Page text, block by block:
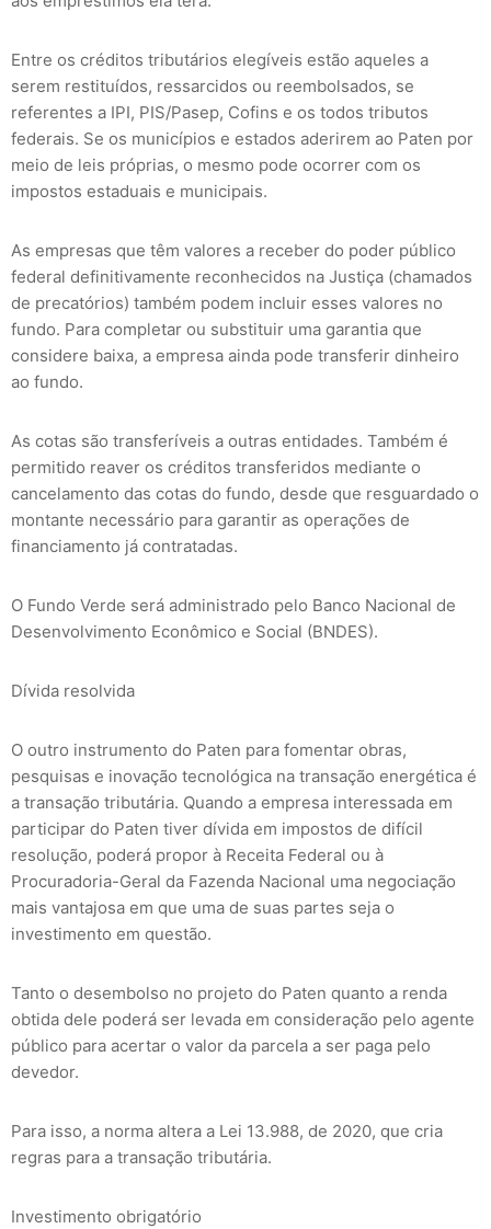
Entre os créditos tributários elegíveis estão aqueles a
serem restituídos, ressarcidos ou reembolsados, se
referentes a IPI, PIS/Pasep, Cofins e os todos tributos
federais. Se os municípios e estados aderirem ao Paten por
meio de leis próprias, o mesmo pode ocorrer com os
impostos estaduais e municipais.
As empresas que têm valores a receber do poder público
federal definitivamente reconhecidos na Justiça (chamados
de precatórios) também podem incluir esses valores no
fundo. Para completar ou substituir uma garantia que
considere baixa, a empresa ainda pode transferir dinheiro
ao fundo.
As cotas são transferíveis a outras entidades. Também é
permitido reaver os créditos transferidos mediante o
cancelamento das cotas do fundo, desde que resguardado o
montante necessário para garantir as operações de
financiamento já contratadas.
O Fundo Verde será administrado pelo Banco Nacional de
Desenvolvimento Econômico e Social (BNDES).
Dívida resolvida
O outro instrumento do Paten para fomentar obras,
pesquisas e inovação tecnológica na transação energética é
a transação tributária. Quando a empresa interessada em
participar do Paten tiver dívida em impostos de difícil
resolução, poderá propor à Receita Federal ou à
Procuradoria-Geral da Fazenda Nacional uma negociação
mais vantajosa em que uma de suas partes seja o
investimento em questão.
Tanto o desembolso no projeto do Paten quanto a renda
obtida dele poderá ser levada em consideração pelo agente
público para acertar o valor da parcela a ser paga pelo
devedor.
Para isso, a norma altera a Lei 13.988, de 2020, que cria
regras para a transação tributária.
Investimento obrigatório